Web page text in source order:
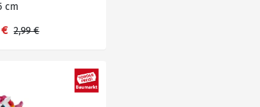
cm
2,99 €